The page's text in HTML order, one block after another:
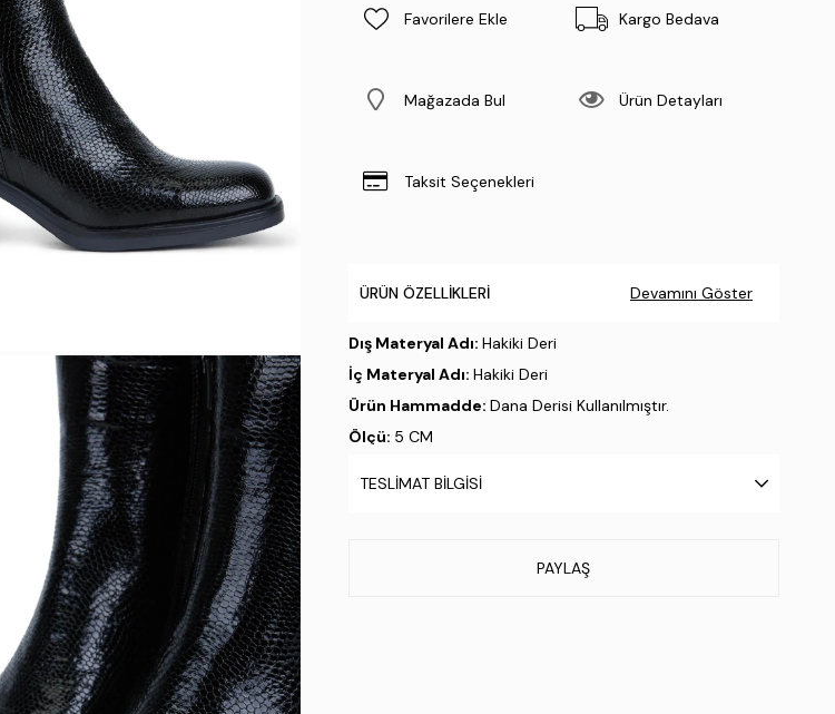
Favorilere Ekle Kargo Bedava
Mağazada Bul Ürün Detayları
Taksit Seçenekleri
ÜRÜN ÖZELLIKLERI Devamını Göster
Dış Materyal Adı: Hakiki Deri
İç Materyal Adı: Hakiki Deri
Ürün Hammadde: Dana Derisi Kullanılmıştır.
Ölçü: 5 CM
TESLIMAT BILGISI
PAYLAŞ